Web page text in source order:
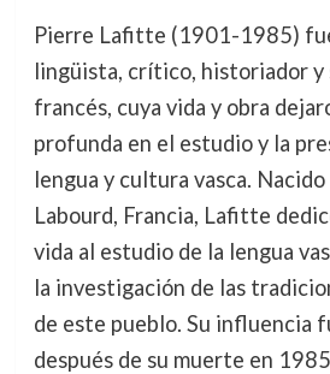
Pierre Lafitte (1901-1985)
lingüista, crítico, historiador y
francés, cuya vida y obra
profunda en el estudio y la
lengua y cultura vasca.
Labourd, Francia, Lafitte
vida al estudio de la lengua
la investigación de las
de este pueblo. Su influencia
después de su muerte en